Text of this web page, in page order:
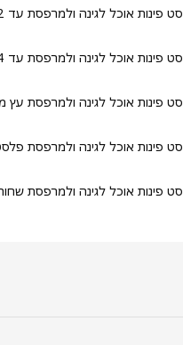
אוכל לגינה ולמרפסת עד 2 מושבים
אוכל לגינה ולמרפסת עד 4 מושבים
אוכל לגינה ולמרפסת עץ מלא
אוכל לגינה ולמרפסת פלסטיק
אוכל לגינה ולמרפסת שחור